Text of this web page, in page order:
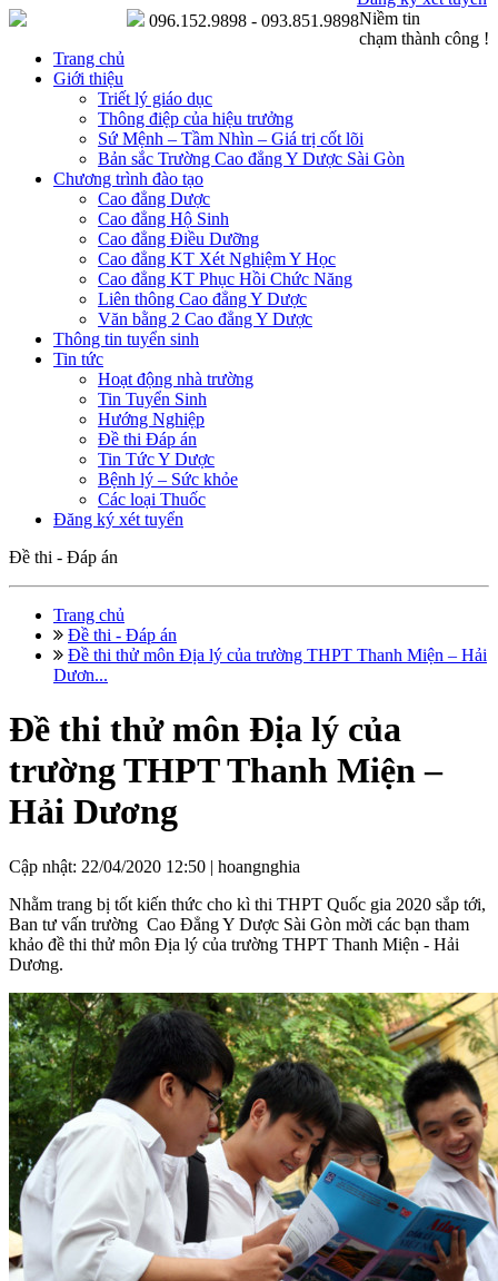
Niềm tin
chạm thành công !
096.152.9898 - 093.851.9898
Trang chủ
Giới thiệu
Triết lý giáo dục
Thông điệp của hiệu trưởng
Sứ Mệnh – Tầm Nhìn – Giá trị cốt lõi
Bản sắc Trường Cao đẳng Y Dược Sài Gòn
Chương trình đào tạo
Cao đẳng Dược
Cao đẳng Hộ Sinh
Cao đẳng Điều Dưỡng
Cao đẳng KT Xét Nghiệm Y Học
Cao đẳng KT Phục Hồi Chức Năng
Liên thông Cao đẳng Y Dược
Văn bằng 2 Cao đẳng Y Dược
Thông tin tuyển sinh
Tin tức
Hoạt động nhà trường
Tin Tuyển Sinh
Hướng Nghiệp
Đề thi Đáp án
Tin Tức Y Dược
Bệnh lý – Sức khỏe
Các loại Thuốc
Đăng ký xét tuyển
Đề thi - Đáp án
Trang chủ
Đề thi - Đáp án
Đề thi thử môn Địa lý của trường THPT Thanh Miện – Hải
Dươn...
Đề thi thử môn Địa lý của
trường THPT Thanh Miện –
Hải Dương
Cập nhật: 22/04/2020 12:50 | hoangnghia
Nhằm trang bị tốt kiến thức cho kì thi THPT Quốc gia 2020 sắp tới,
Ban tư vấn trường Cao Đẳng Y Dược Sài Gòn mời các bạn tham
khảo đề thi thử môn Địa lý của trường THPT Thanh Miện - Hải
Dương.